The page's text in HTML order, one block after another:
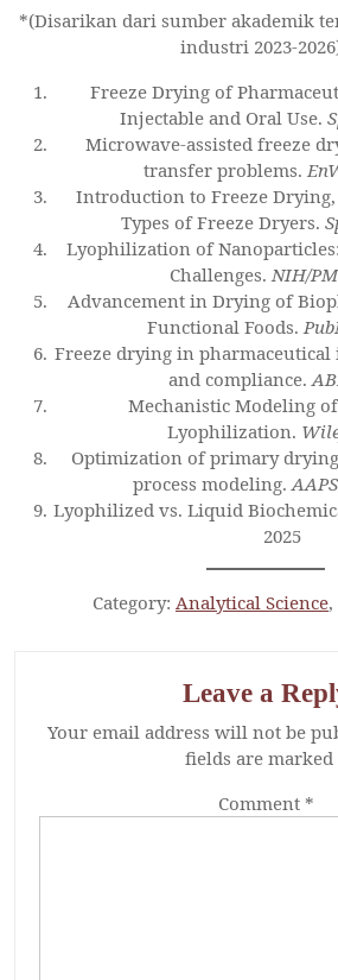
*(Disarikan dari sumber akademik
industri 2023-
Freeze Drying of
Injectable and Oral Use.
Microwave-assisted freeze
transfer problems.
Introduction to Freeze
Types of Freeze Dryers.
Lyophilization of
Challenges.NIH/
Advancement in Drying of
Functional Foods.
Freeze drying in
and compliance.
Mechanistic Modeling
Lyophilization.
Optimization of primary
process modeling.
Lyophilized vs. Liquid
2025
Category: Analytical Science,
Leave a
Your email address will not be
fields are marked
Comment *